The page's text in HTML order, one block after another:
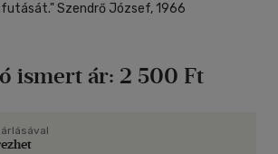
Szendrő József, 1966
ismert ár: 2 500 Ft